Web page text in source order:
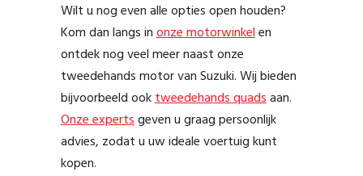
Wilt u nog even alle opties open houden?
Kom dan langs inonze motorwinkelen
ontdek nog veel meer naast onze
tweedehands motor van Suzuki. Wij bieden
bijvoorbeeld ooktweedehands quadsaan.
Onze expertsgeven u graag persoonlijk
advies, zodat u uw ideale voertuig kunt
kopen.